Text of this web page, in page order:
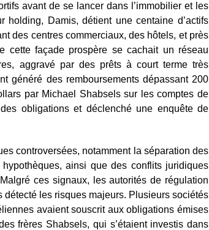
avant de se lancer dans l’immobilier et les
Damis, détient une centaine d’actifs
des centres commerciaux, des hôtels, et près
cette façade prospère se cachait un réseau
aggravé par des prêts à court terme très
généré des remboursements dépassant 200
par Michael Shabsels sur les comptes de
obligations et déclenché une enquête de
controversées, notamment la séparation des
ainsi que des conflits juridiques
ces signaux, les autorités de régulation
les risques majeurs. Plusieurs sociétés
avaient souscrit aux obligations émises
frères Shabsels, qui s’étaient investis dans